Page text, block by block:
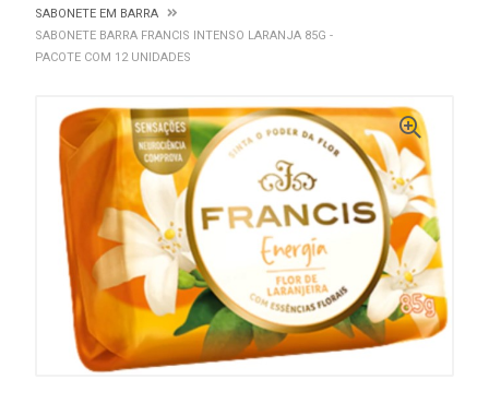
SABONETE EM BARRA
SABONETE BARRA FRANCIS INTENSO LARANJA 85G -
PACOTE COM 12 UNIDADES